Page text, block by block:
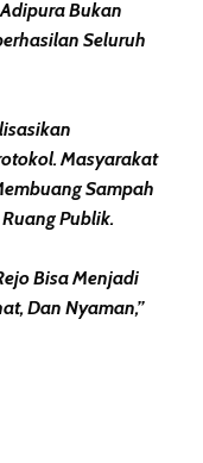
Bukan
Seluruh
Masyarakat
Sampah
Publik.
Bisa Menjadi
Dan Nyaman,”